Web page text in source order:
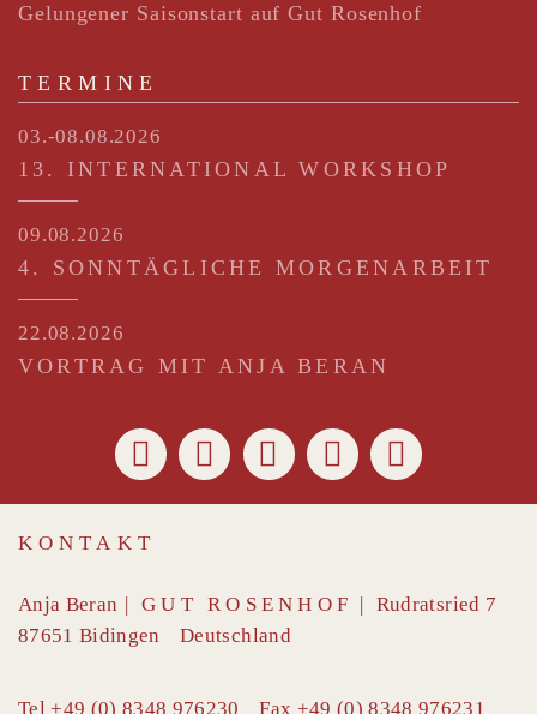
Gelungener Saisonstart auf Gut Rosenhof
TERMINE
03.-08.08.2026
13. INTERNATIONAL WORKSHOP
09.08.2026
4. SONNTÄGLICHE MORGENARBEIT
22.08.2026
VORTRAG MIT ANJA BERAN
KONTAKT
Anja Beran | GUT ROSENHOF | Rudratsried 7
87651 Bidingen Deutschland
Tel+49 (0) 8348 976230 Fax +49 (0) 8348 976231